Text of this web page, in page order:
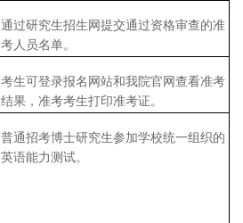
通过研究生招生网提交通过资格审查的准
考人员名单。
考生可登录报名网站和我院官网查看准考
结果，准考考生打印准考证。
普通招考博士研究生参加学校统一组织的
英语能力测试。